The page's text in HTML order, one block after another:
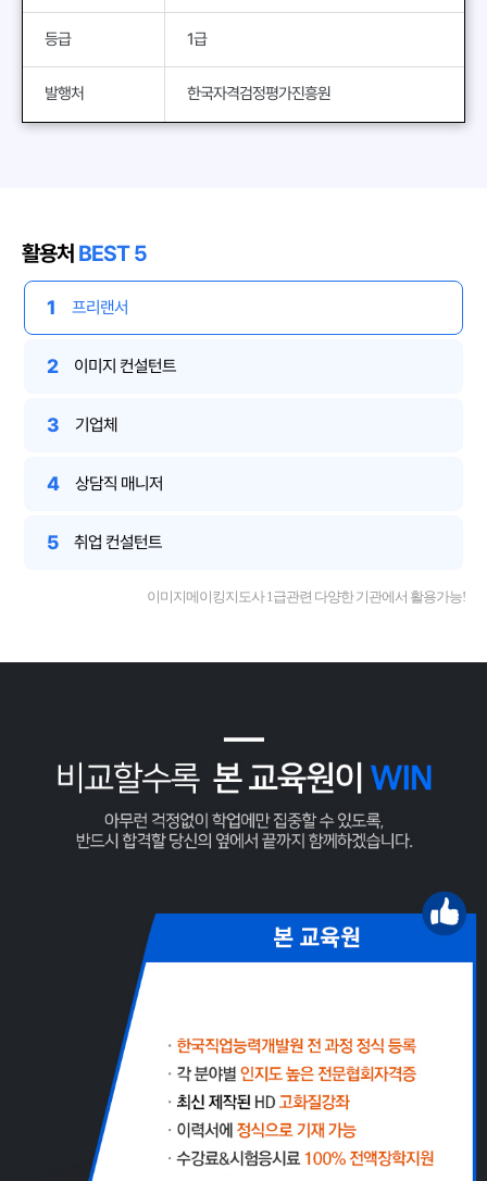
등급 1급
발행처 한국자격검정평가진흥원
활용처 BEST 5
1 프리랜서
2 이미지 컨설턴트
3 기업체
4 상담직 매니저
5 취업 컨설턴트
이미지메이킹지도사 1급관련 다양한 기관에서 활용가능!